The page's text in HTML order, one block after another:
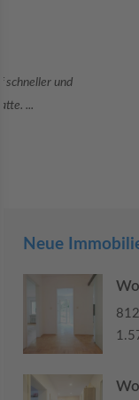
Danke an Carpaten
Neue